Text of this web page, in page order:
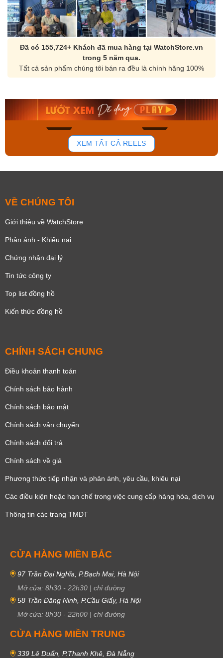
Đã có 155,724+ Khách đã mua hàng tại WatchStore.vn
trong 5 năm qua.
Tất cả sản phẩm chúng tôi bán ra đều là chính hãng 100%
136
Orient Nam RA-
Mua ngay
Casio Nam MTS-
Mua ngay
XEM TẤT CẢ REELS
VỀ CHÚNG TÔI
Giới thiệu về WatchStore
Phản ánh - Khiếu nại
Chứng nhận đại lý
Tin tức công ty
Top list đồng hồ
Kiến thức đồng hồ
CHÍNH SÁCH CHUNG
Điều khoản thanh toán
Chính sách bảo hành
Chính sách bảo mật
Chính sách vận chuyển
Chính sách đổi trả
Chính sách về giá
Phương thức tiếp nhận và phản ánh, yêu cầu, khiêu nại
Các điều kiện hoặc hạn chế trong việc cung cấp hàng hóa, dịch vụ
Thông tin các trang TMĐT
CỬA HÀNG MIỀN BẮC
97 Trần Đại Nghĩa, P.Bạch Mai, Hà Nội
Mở cửa: 8h30 - 22h30 | chỉ đường
58 Trần Đăng Ninh, P.Cầu Giấy, Hà Nội
Mở cửa: 8h30 - 22h00 | chỉ đường
CỬA HÀNG MIỀN TRUNG
339 Lê Duẩn, P.Thanh Khê, Đà Nẵng